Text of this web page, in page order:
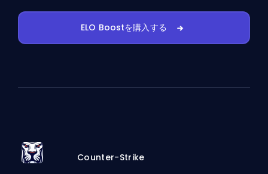
ELO Boostを購入する
Counter-Strike